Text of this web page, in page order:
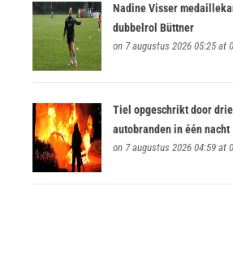
Nadine Visser
dubbelrol Büttner
on 7 augustus 2026 05:25 at
Tiel opgeschrikt door drie
autobranden in één nacht
on 7 augustus 2026 04:59 at